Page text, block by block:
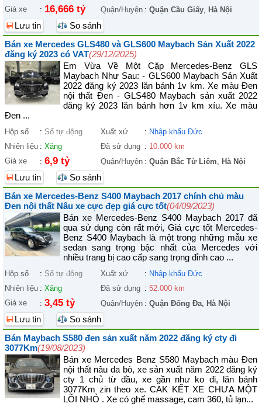
Giá xe
: 16,666 tỷ Quận/Huyện : Quận Cầu Giấy, Hà Nội
Lưu tin
So sánh
Bán xe Mercedes GLS480 và GLS600 Maybach Sản Xuất 2022
đăng ký 2023 có VAT(29/12/2025)
Em Vừa Về Một Cặp Mercedes-Benz GLS
Maybach Như Sau: - GLS600 Maybach Sản Xuất
2022 đăng ký 2023 lăn bánh 1v km. Xe màu Đen
nội thất Đen - GLS480 Maybach sản xuất 2022
đăng ký 2023 lăn bánh hơn 1v km xíu. Xe màu
Đen ...
Hộp số : Số tự động Xuất xứ : Nhập khẩu Đức
Nhiên liệu : Xăng Đã sử dụng : 10.000 km
Giá xe
: 6,9 tỷ Quận/Huyện : Quận Bắc Từ Liêm, Hà Nội
Lưu tin
So sánh
Bán xe Mercedes-Benz S400 Maybach 2017 chính chủ màu
Đen nội thất Nâu xe cực đẹp giá cực tốt(04/09/2023)
Bán xe Mercedes-Benz S400 Maybach 2017 đã
qua sử dụng còn rất mới, Giá cực tốt Mercedes-
Benz S400 Maybach là một trong những mẫu xe
sedan sang trọng bậc nhất của Mercedes với
nhiều trang bị cao cấp sang trọng đỉnh cao ...
Hộp số : Số tự động Xuất xứ : Nhập khẩu Đức
Nhiên liệu : Xăng Đã sử dụng : 52.000 km
Giá xe
: 3,45 tỷ Quận/Huyện : Quận Đống Đa, Hà Nội
Lưu tin
So sánh
Bán Maybach S580 đen sản xuất năm 2022 đăng ký cty đi
3077Km(19/08/2023)
Bán xe Mercedes Benz S580 Maybach màu Đen
nội thất nâu da bò, xe sản xuất năm 2022 đăng ký
cty 1 chủ từ đầu, xe gần như ko đi, lăn bánh
3077Km zin theo xe. CAK KẾT XE CHƯA MỘT
LỖI NHỎ . Xe có ghế massage, cam 360, tủ lạn...